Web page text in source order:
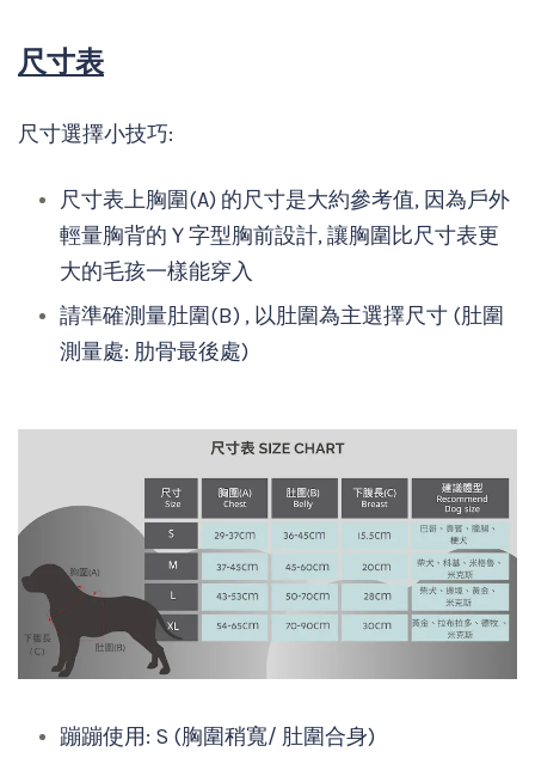
尺寸表
尺寸選擇小技巧:
尺寸表上胸圍(A) 的尺寸是大約參考值, 因為戶外
輕量胸背的Ｙ字型胸前設計, 讓胸圍比尺寸表更
大的毛孩一樣能穿入
請準確測量肚圍(B) , 以肚圍為主選擇尺寸 (肚圍
測量處: 肋骨最後處)
蹦蹦使用: S (胸圍稍寬/ 肚圍合身)